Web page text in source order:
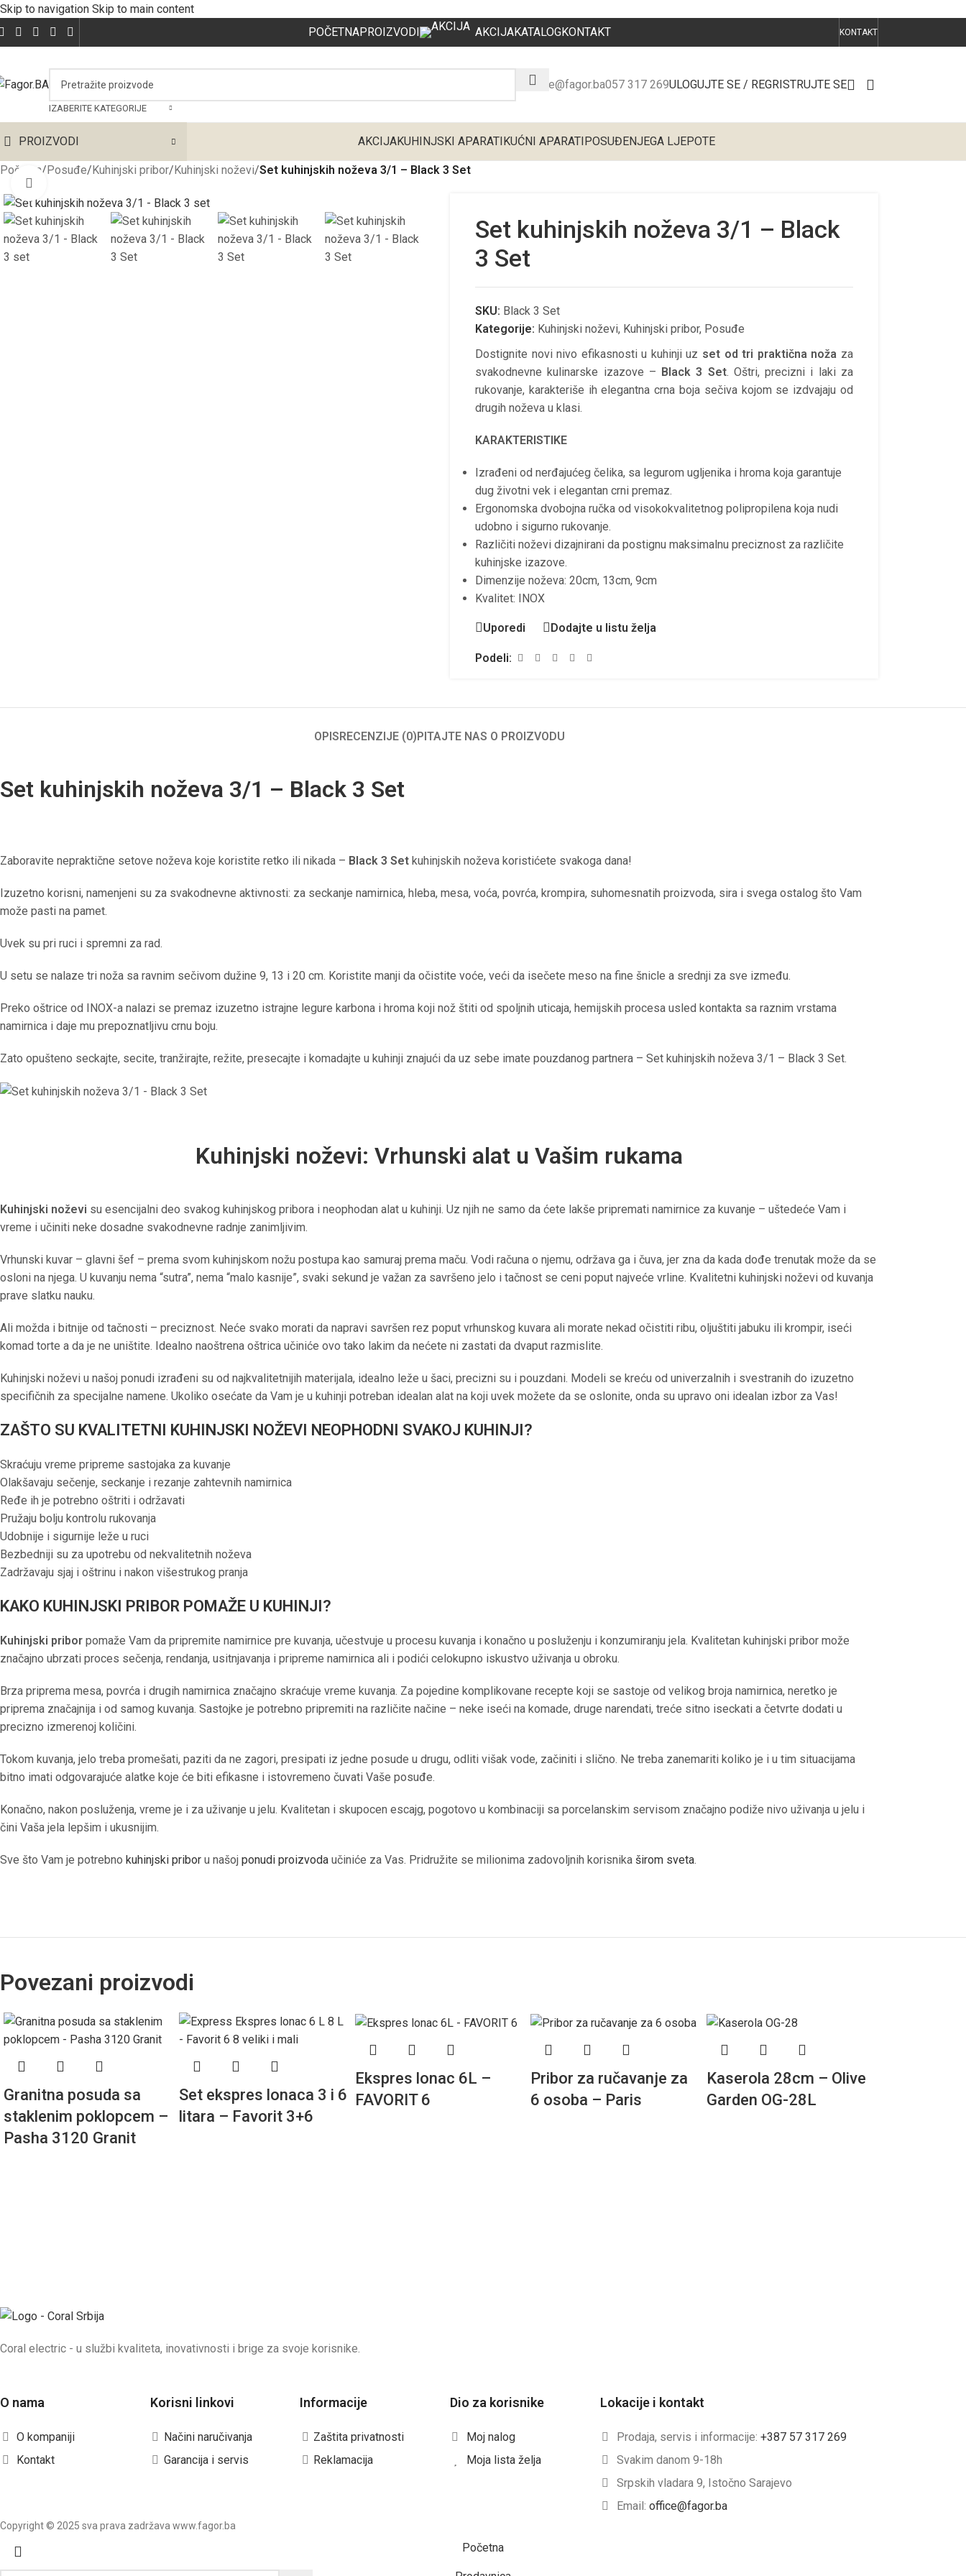
Skip to navigation Skip to main content
POČETNAPROIZVODI AKCIJAKATALOGKONTAKT KONTAKT
IZABERITE KATEGORIJE
office@fagor.ba057 317 269ULOGUJTE SE / REGRISTRUJTE SE
PROIZVODI AKCIJAKUHINJSKI APARATIKUĆNI APARATIPOSUĐENJEGA LJEPOTE
Početna/Posuđe/Kuhinjski pribor/Kuhinjski noževi/Set kuhinjskih noževa 3/1 – Black 3 Set
Set kuhinjskih noževa 3/1 – Black
3 Set
SKU: Black 3 Set
Kategorije: Kuhinjski noževi, Kuhinjski pribor, Posuđe
Dostignite novi nivo efikasnosti u kuhinji uz set od tri praktična noža za
svakodnevne kulinarske izazove – Black 3 Set. Oštri, precizni i laki za
rukovanje, karakteriše ih elegantna crna boja sečiva kojom se izdvajaju od
drugih noževa u klasi.
KARAKTERISTIKE
Izrađeni od nerđajućeg čelika, sa legurom ugljenika i hroma koja garantuje
dug životni vek i elegantan crni premaz.
Ergonomska dvobojna ručka od visokokvalitetnog polipropilena koja nudi
udobno i sigurno rukovanje.
Različiti noževi dizajnirani da postignu maksimalnu preciznost za različite
kuhinjske izazove.
Dimenzije noževa: 20cm, 13cm, 9cm
Kvalitet: INOX
Uporedi Dodajte u listu želja
Podeli:
OPISRECENZIJE (0)PITAJTE NAS O PROIZVODU
Set kuhinjskih noževa 3/1 – Black 3 Set
Zaboravite nepraktične setove noževa koje koristite retko ili nikada – Black 3 Set kuhinjskih noževa koristićete svakoga dana!
Izuzetno korisni, namenjeni su za svakodnevne aktivnosti: za seckanje namirnica, hleba, mesa, voća, povrća, krompira, suhomesnatih proizvoda, sira i svega ostalog što Vam
može pasti na pamet.
Uvek su pri ruci i spremni za rad.
U setu se nalaze tri noža sa ravnim sečivom dužine 9, 13 i 20 cm. Koristite manji da očistite voće, veći da isečete meso na fine šnicle a srednji za sve između.
Preko oštrice od INOX-a nalazi se premaz izuzetno istrajne legure karbona i hroma koji nož štiti od spoljnih uticaja, hemijskih procesa usled kontakta sa raznim vrstama
namirnica i daje mu prepoznatljivu crnu boju.
Zato opušteno seckajte, secite, tranžirajte, režite, presecajte i komadajte u kuhinji znajući da uz sebe imate pouzdanog partnera – Set kuhinjskih noževa 3/1 – Black 3 Set​.
Kuhinjski noževi: Vrhunski alat u Vašim rukama
Kuhinjski noževi su esencijalni deo svakog kuhinjskog pribora i neophodan alat u kuhinji. Uz njih ne samo da ćete lakše pripremati namirnice za kuvanje – uštedeće Vam i
vreme i učiniti neke dosadne svakodnevne radnje zanimljivim.
Vrhunski kuvar – glavni šef – prema svom kuhinjskom nožu postupa kao samuraj prema maču. Vodi računa o njemu, održava ga i čuva, jer zna da kada dođe trenutak može da se
osloni na njega. U kuvanju nema “sutra”, nema “malo kasnije”, svaki sekund je važan za savršeno jelo i tačnost se ceni poput najveće vrline. Kvalitetni kuhinjski noževi od kuvanja
prave slatku nauku.
Ali možda i bitnije od tačnosti – preciznost. Neće svako morati da napravi savršen rez poput vrhunskog kuvara ali morate nekad očistiti ribu, oljuštiti jabuku ili krompir, iseći
komad torte a da je ne uništite. Idealno naoštrena oštrica učiniće ovo tako lakim da nećete ni zastati da dvaput razmislite.
Kuhinjski noževi u našoj ponudi izrađeni su od najkvalitetnijih materijala, idealno leže u šaci, precizni su i pouzdani. Modeli se kreću od univerzalnih i svestranih do izuzetno
specifičnih za specijalne namene. Ukoliko osećate da Vam je u kuhinji potreban idealan alat na koji uvek možete da se oslonite, onda su upravo oni idealan izbor za Vas!
ZAŠTO SU KVALITETNI KUHINJSKI NOŽEVI NEOPHODNI SVAKOJ KUHINJI?
Skraćuju vreme pripreme sastojaka za kuvanje
Olakšavaju sečenje, seckanje i rezanje zahtevnih namirnica
Ređe ih je potrebno oštriti i održavati
Pružaju bolju kontrolu rukovanja
Udobnije i sigurnije leže u ruci
Bezbedniji su za upotrebu od nekvalitetnih noževa
Zadržavaju sjaj i oštrinu i nakon višestrukog pranja
KAKO KUHINJSKI PRIBOR POMAŽE U KUHINJI?
Kuhinjski pribor pomaže Vam da pripremite namirnice pre kuvanja, učestvuje u procesu kuvanja i konačno u posluženju i konzumiranju jela. Kvalitetan kuhinjski pribor može
značajno ubrzati proces sečenja, rendanja, usitnjavanja i pripreme namirnica ali i podići celokupno iskustvo uživanja u obroku.
Brza priprema mesa, povrća i drugih namirnica značajno skraćuje vreme kuvanja. Za pojedine komplikovane recepte koji se sastoje od velikog broja namirnica, neretko je
priprema značajnija i od samog kuvanja. Sastojke je potrebno pripremiti na različite načine – neke iseći na komade, druge narendati, treće sitno iseckati a četvrte dodati u
precizno izmerenoj količini.
Tokom kuvanja, jelo treba promešati, paziti da ne zagori, presipati iz jedne posude u drugu, odliti višak vode, začiniti i slično. Ne treba zanemariti koliko je i u tim situacijama
bitno imati odgovarajuće alatke koje će biti efikasne i istovremeno čuvati Vaše posuđe.
Konačno, nakon posluženja, vreme je i za uživanje u jelu. Kvalitetan i skupocen escajg, pogotovo u kombinaciji sa porcelanskim servisom značajno podiže nivo uživanja u jelu i
čini Vaša jela lepšim i ukusnijim.
Sve što Vam je potrebno kuhinjski pribor u našoj ponudi proizvoda učiniće za Vas. Pridružite se milionima zadovoljnih korisnika širom sveta.
Povezani proizvodi
Granitna posuda sa
staklenim poklopcem –
Pasha 3120 Granit
Set ekspres lonaca 3 i 6
litara – Favorit 3+6
Ekspres lonac 6L –
FAVORIT 6
Pribor za ručavanje za
6 osoba – Paris
Kaserola 28cm – Olive
Garden OG-28L
Coral electric - u službi kvaliteta, inovativnosti i brige za svoje korisnike.
O nama
O kompaniji
Kontakt
Korisni linkovi
Načini naručivanja
Garancija i servis
Informacije
Zaštita privatnosti
Reklamacija
Dio za korisnike
Moj nalog
Moja lista želja
Lokacije i kontakt
Prodaja, servis i informacije: +387 57 317 269
Svakim danom 9-18h
Srpskih vladara 9, Istočno Sarajevo
Email: office@fagor.ba
Copyright © 2025 sva prava zadržava www.fagor.ba
Početna